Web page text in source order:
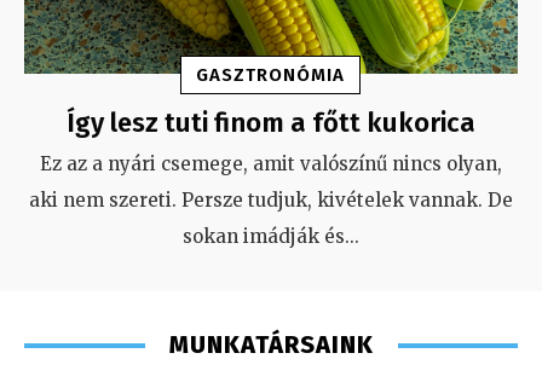
GASZTRONÓMIA
Így lesz tuti finom a főtt kukorica
Ez az a nyári csemege, amit valószínű nincs olyan,
aki nem szereti. Persze tudjuk, kivételek vannak. De
sokan imádják és...
MUNKATÁRSAINK